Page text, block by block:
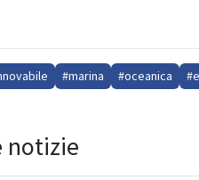
#marina #oceanica
notizie